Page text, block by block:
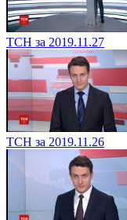
ТСН за 2019.11.27
ТСН за 2019.11.26